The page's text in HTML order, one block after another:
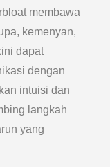
membawa
kemenyan,
dapat
dengan
intuisi dan
langkah
yang